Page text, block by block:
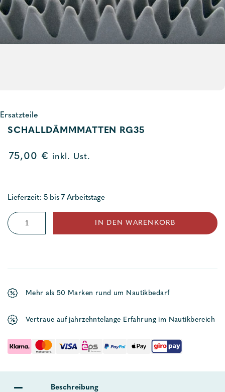
Ersatzteile
SCHALLDÄMMMATTEN RG35
75,00 € inkl. Ust.
Lieferzeit: 5 bis 7 Arbeitstage
Schalldämmmatten
RG35
IN DEN WARENKORB
Mehr als 50 Marken rund um Nautikbedarf
Vertraue auf jahrzehntelange Erfahrung im Nautikbereich
Beschreibung